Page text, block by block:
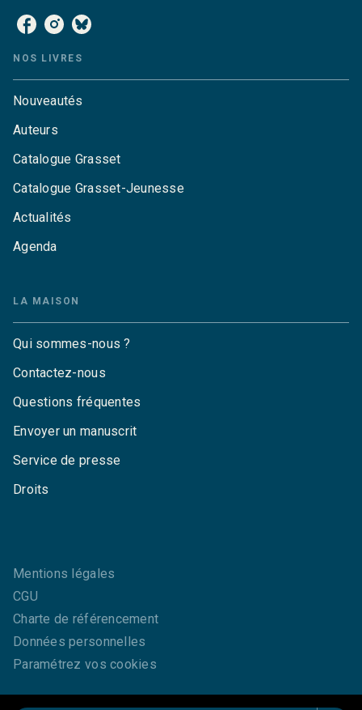
NOS LIVRES
Nouveautés
Auteurs
Catalogue Grasset
Catalogue Grasset-Jeunesse
Actualités
Agenda
LA MAISON
Qui sommes-nous ?
Contactez-nous
Questions fréquentes
Envoyer un manuscrit
Service de presse
Droits
Mentions légales
CGU
Charte de référencement
Données personnelles
Paramétrez vos cookies